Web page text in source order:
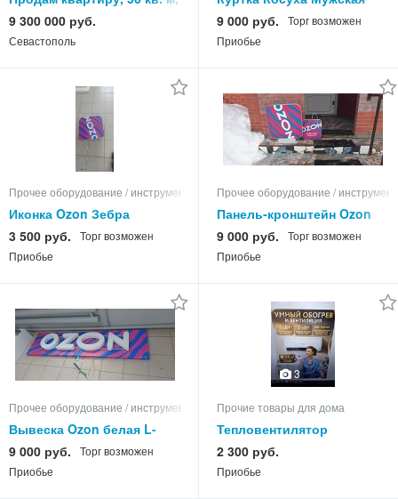
этаж
9 300 000 руб.
Севастополь
9 000 руб.
Торг возможен
Приобье
Прочее оборудование / инструменты
Иконка Ozon Зебра
3 500 руб.
Торг возможен
Приобье
Прочее оборудование /
Панель-кронштейн Ozon
Зебра.
9 000 руб.
Торг возможен
Приобье
Прочее оборудование / инструменты
Вывеска Ozon белая L-
1500 мм
9 000 руб.
Торг возможен
Приобье
3
Прочие товары для дома
Тепловентилятор
2 300 руб.
Приобье